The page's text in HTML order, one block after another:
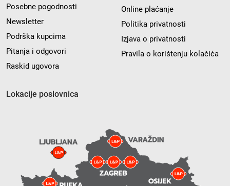
Posebne pogodnosti
Newsletter
Podrška kupcima
Pitanja i odgovori
Raskid ugovora
Online plaćanje
Politika privatnosti
Izjava o privatnosti
Pravila o korištenju kolačića
Lokacije poslovnica